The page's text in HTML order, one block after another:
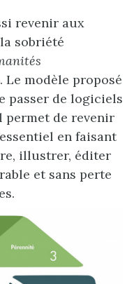
revenir aux
sobriété
Le modèle proposé
passer de logiciels
permet de revenir
en faisant
illustrer, éditer
et sans perte